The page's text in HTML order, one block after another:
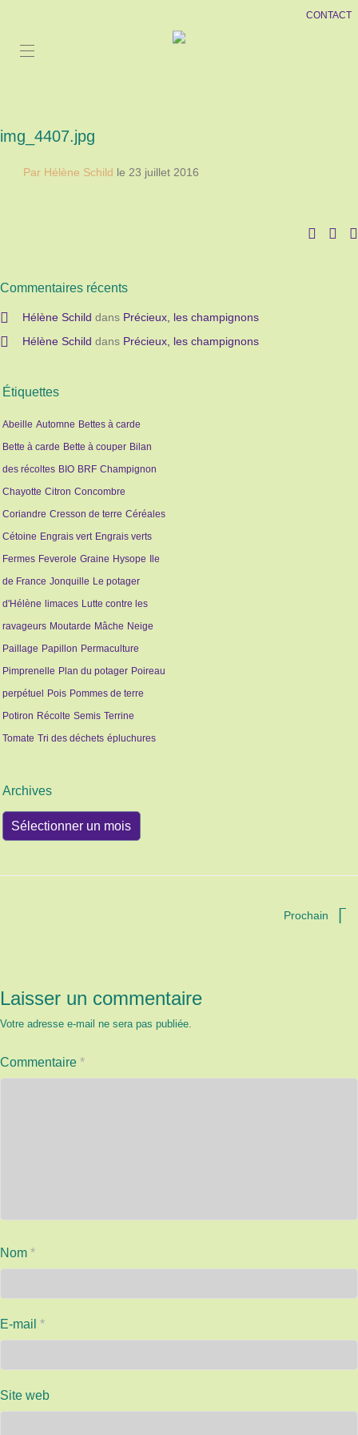
CONTACT
img_4407.jpg
Par Hélène Schild le 23 juillet 2016
Commentaires récents
Hélène Schild dans Précieux, les champignons
Hélène Schild dans Précieux, les champignons
Étiquettes
Abeille Automne Bettes à carde
Bette à carde Bette à couper Bilan
des récoltes BIO BRF Champignon
Chayotte Citron Concombre
Coriandre Cresson de terre Céréales
Cétoine Engrais vert Engrais verts
Fermes Feverole Graine Hysope
Ile
de France Jonquille Le potager
d'Hélène limaces Lutte contre les
ravageurs Moutarde Mâche Neige
Paillage Papillon Permaculture
Pimprenelle Plan du potager Poireau
perpétuel
Pois Pommes de terre
Potiron Récolte Semis Terrine
Tomate Tri des déchets épluchures
Archives
Archives
Prochain
Laisser un commentaire
Votre adresse e-mail ne sera pas publiée.
Commentaire *
Nom *
E-mail *
Site web